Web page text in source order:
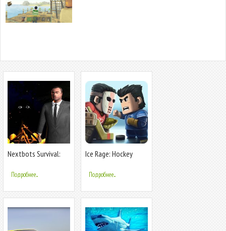
Nextbots Survival:
Подробнее...
Ice Rage: Hockey
Подробнее...